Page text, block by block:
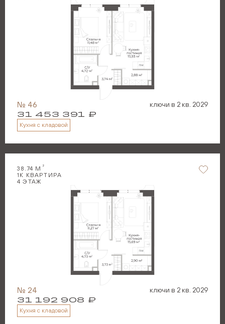
№ 46 ключи в 2 кв. 2029
31 453 391 ₽
Кухня с кладовой
38.74 М 2
1 К КВАРТИРА
4 ЭТАЖ
№ 24 ключи в 2 кв. 2029
31 192 908 ₽
Кухня с кладовой